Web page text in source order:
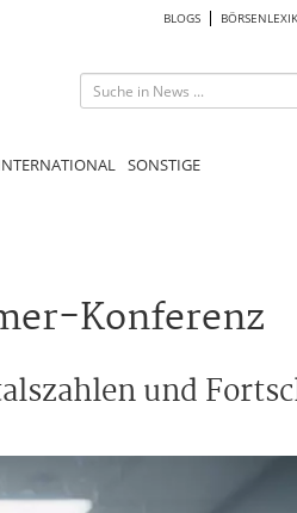
BLOGS
SONSTIGE
Konferenz
und